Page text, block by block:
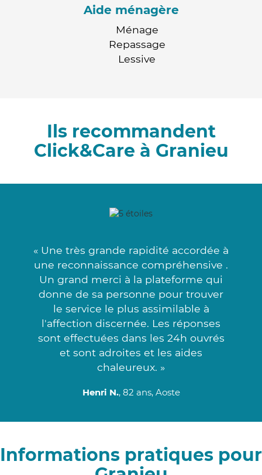
Aide ménagère
Ménage
Repassage
Lessive
Ils recommandent
Click&Care à Granieu
« Une très grande rapidité accordée à
une reconnaissance compréhensive .
Un grand merci à la plateforme qui
donne de sa personne pour trouver
le service le plus assimilable à
l'affection discernée. Les réponses
sont effectuées dans les 24h ouvrés
et sont adroites et les aides
chaleureux. »
Henri N., 82 ans, Aoste
Informations pratiques pour